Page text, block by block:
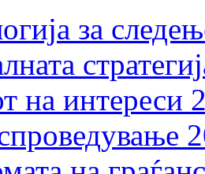
за
на интереси